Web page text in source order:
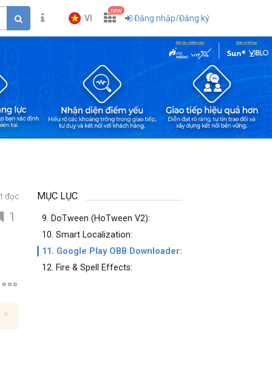
VI
new
Đăng nhập/Đăng ký
đọc
1
MỤC LỤC
9. DoTween (HoTween V2):
10. Smart Localization:
11. Google Play OBB Downloader:
12. Fire & Spell Effects: